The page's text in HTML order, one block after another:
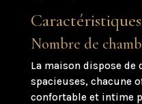
Caractéristiques
Nombre de
La maison dispose de
spacieuses, chacune
confortable et intime